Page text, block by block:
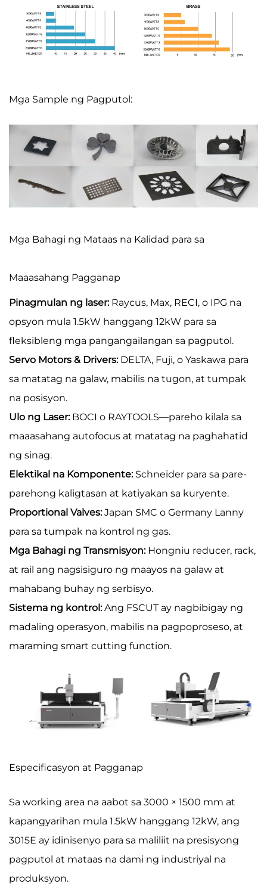
Mga Sample ng Pagputol:
Mga Bahagi ng Mataas na Kalidad para sa
Maaasahang Pagganap
Pinagmulan ng laser: Raycus, Max, RECI, o IPG na
opsyon mula 1.5kW hanggang 12kW para sa
fleksibleng mga pangangailangan sa pagputol.
Servo Motors & Drivers: DELTA, Fuji, o Yaskawa para
sa matatag na galaw, mabilis na tugon, at tumpak
na posisyon.
Ulo ng Laser: BOCI o RAYTOOLS—pareho kilala sa
maaasahang autofocus at matatag na paghahatid
ng sinag.
Elektikal na Komponente: Schneider para sa pare-
parehong kaligtasan at katiyakan sa kuryente.
Proportional Valves:Japan SMC o Germany Lanny
para sa tumpak na kontrol ng gas.
Mga Bahagi ng Transmisyon: Hongniu reducer, rack,
at rail ang nagsisiguro ng maayos na galaw at
mahabang buhay ng serbisyo.
Sistema ng kontrol:Ang FSCUT ay nagbibigay ng
madaling operasyon, mabilis na pagpoproseso, at
maraming smart cutting function.
Especificasyon at Pagganap
Sa working area na aabot sa 3000 × 1500 mm at
kapangyarihan mula 1.5kW hanggang 12kW, ang
3015E ay idinisenyo para sa maliliit na presisyong
pagputol at mataas na dami ng industriyal na
produksyon.